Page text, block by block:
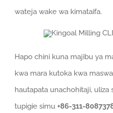
wateja wake wa kimataifa.
Hapo chini kuna majibu ya
kwa mara kutoka kwa
hautapata unachohitaji, uliza
tupigie simu +86-311-